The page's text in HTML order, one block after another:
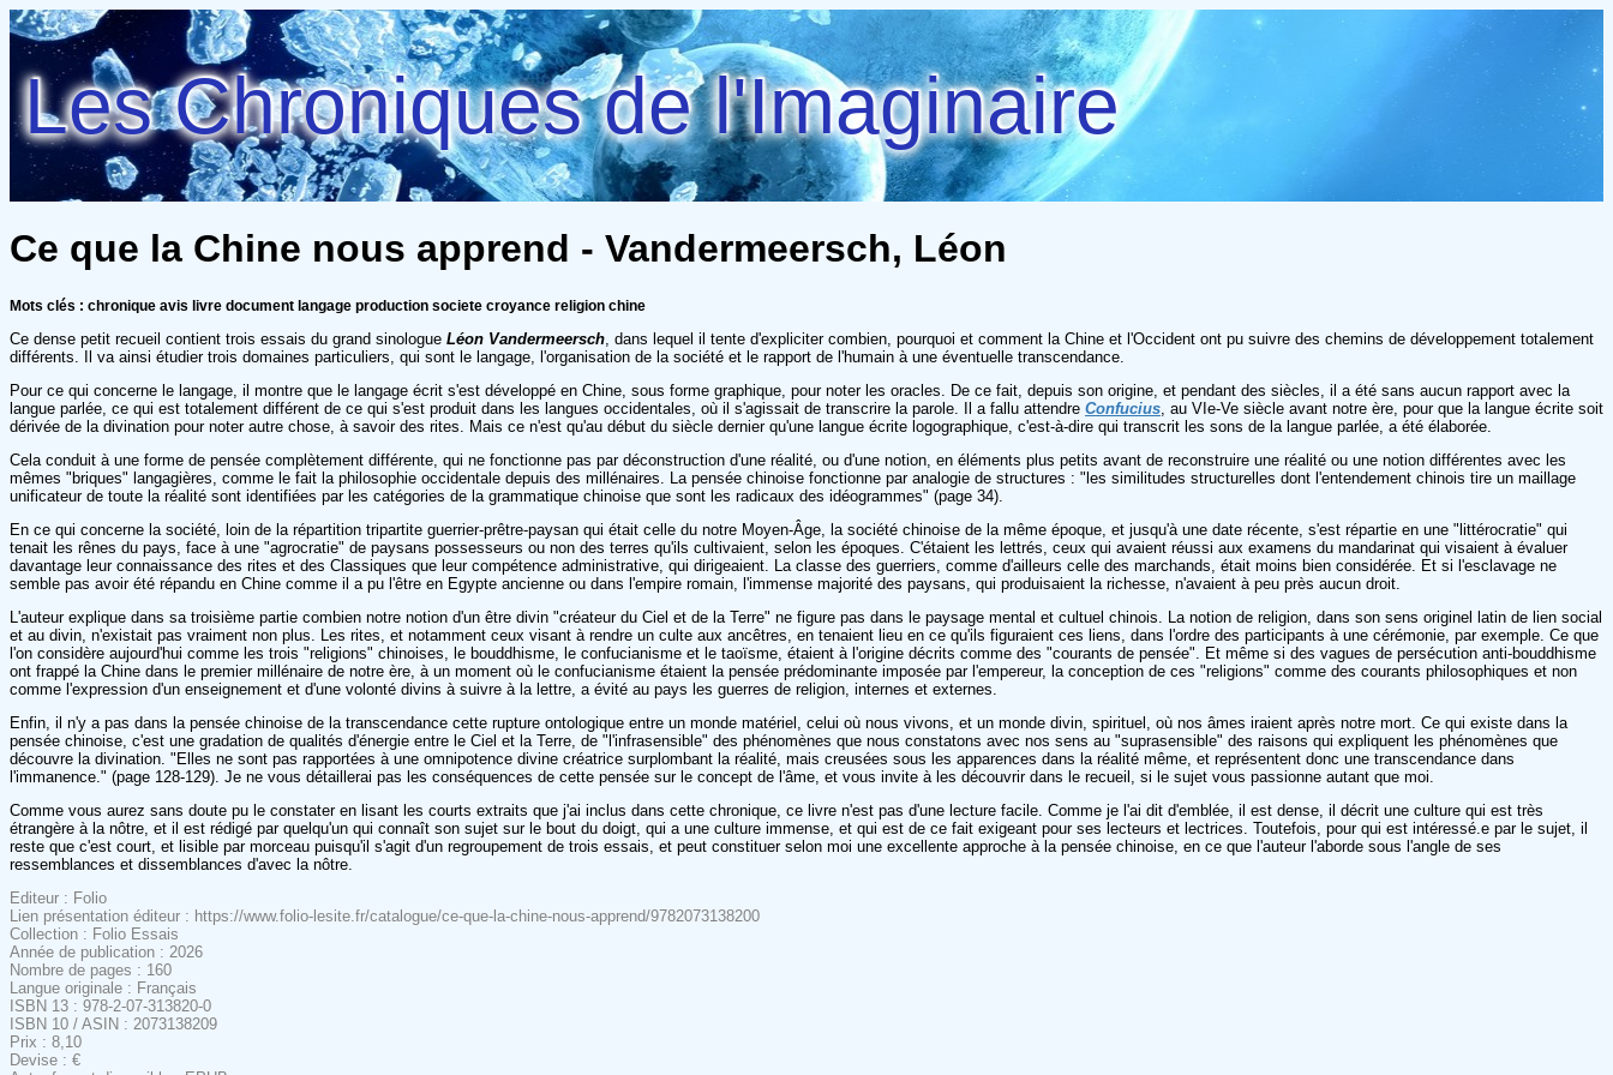
Les Chroniques de l'Imaginaire
Ce que la Chine nous apprend - Vandermeersch, Léon
Mots clés : chronique avis livre document langage production societe croyance religion chine
Ce dense petit recueil contient trois essais du grand sinologue Léon Vandermeersch , dans lequel il tente d'expliciter combien, pourquoi et comment la Chine et l'Occident ont pu suivre des chemins de développement totalement
différents. Il va ainsi étudier trois domaines particuliers, qui sont le langage, l'organisation de la société et le rapport de l'humain à une éventuelle transcendance.
Pour ce qui concerne le langage, il montre que le langage écrit s'est développé en Chine, sous forme graphique, pour noter les oracles. De ce fait, depuis son origine, et pendant des siècles, il a été sans aucun rapport avec la
langue parlée, ce qui est totalement différent de ce qui s'est produit dans les langues occidentales, où il s'agissait de transcrire la parole. Il a fallu attendre Confucius , au VIe-Ve siècle avant notre ère, pour que la langue écrite soit
dérivée de la divination pour noter autre chose, à savoir des rites. Mais ce n'est qu'au début du siècle dernier qu'une langue écrite logographique, c'est-à-dire qui transcrit les sons de la langue parlée, a été élaborée.
Cela conduit à une forme de pensée complètement différente, qui ne fonctionne pas par déconstruction d'une réalité, ou d'une notion, en éléments plus petits avant de reconstruire une réalité ou une notion différentes avec les
mêmes "briques" langagières, comme le fait la philosophie occidentale depuis des millénaires. La pensée chinoise fonctionne par analogie de structures : "les similitudes structurelles dont l'entendement chinois tire un maillage
unificateur de toute la réalité sont identifiées par les catégories de la grammatique chinoise que sont les radicaux des idéogrammes" (page 34).
En ce qui concerne la société, loin de la répartition tripartite guerrier-prêtre-paysan qui était celle du notre Moyen-Âge, la société chinoise de la même époque, et jusqu'à une date récente, s'est répartie en une "littérocratie" qui
tenait les rênes du pays, face à une "agrocratie" de paysans possesseurs ou non des terres qu'ils cultivaient, selon les époques. C'étaient les lettrés, ceux qui avaient réussi aux examens du mandarinat qui visaient à évaluer
davantage leur connaissance des rites et des Classiques que leur compétence administrative, qui dirigeaient. La classe des guerriers, comme d'ailleurs celle des marchands, était moins bien considérée. Et si l'esclavage ne
semble pas avoir été répandu en Chine comme il a pu l'être en Egypte ancienne ou dans l'empire romain, l'immense majorité des paysans, qui produisaient la richesse, n'avaient à peu près aucun droit.
L'auteur explique dans sa troisième partie combien notre notion d'un être divin "créateur du Ciel et de la Terre" ne figure pas dans le paysage mental et cultuel chinois. La notion de religion, dans son sens originel latin de lien social
et au divin, n'existait pas vraiment non plus. Les rites, et notamment ceux visant à rendre un culte aux ancêtres, en tenaient lieu en ce qu'ils figuraient ces liens, dans l'ordre des participants à une cérémonie, par exemple. Ce que
l'on considère aujourd'hui comme les trois "religions" chinoises, le bouddhisme, le confucianisme et le taoïsme, étaient à l'origine décrits comme des "courants de pensée". Et même si des vagues de persécution anti-bouddhisme
ont frappé la Chine dans le premier millénaire de notre ère, à un moment où le confucianisme étaient la pensée prédominante imposée par l'empereur, la conception de ces "religions" comme des courants philosophiques et non
comme l'expression d'un enseignement et d'une volonté divins à suivre à la lettre, a évité au pays les guerres de religion, internes et externes.
Enfin, il n'y a pas dans la pensée chinoise de la transcendance cette rupture ontologique entre un monde matériel, celui où nous vivons, et un monde divin, spirituel, où nos âmes iraient après notre mort. Ce qui existe dans la
pensée chinoise, c'est une gradation de qualités d'énergie entre le Ciel et la Terre, de "l'infrasensible" des phénomènes que nous constatons avec nos sens au "suprasensible" des raisons qui expliquent les phénomènes que
découvre la divination. "Elles ne sont pas rapportées à une omnipotence divine créatrice surplombant la réalité, mais creusées sous les apparences dans la réalité même, et représentent donc une transcendance dans
l'immanence." (page 128-129). Je ne vous détaillerai pas les conséquences de cette pensée sur le concept de l'âme, et vous invite à les découvrir dans le recueil, si le sujet vous passionne autant que moi.
Comme vous aurez sans doute pu le constater en lisant les courts extraits que j'ai inclus dans cette chronique, ce livre n'est pas d'une lecture facile. Comme je l'ai dit d'emblée, il est dense, il décrit une culture qui est très
étrangère à la nôtre, et il est rédigé par quelqu'un qui connaît son sujet sur le bout du doigt, qui a une culture immense, et qui est de ce fait exigeant pour ses lecteurs et lectrices. Toutefois, pour qui est intéressé.e par le sujet, il
reste que c'est court, et lisible par morceau puisqu'il s'agit d'un regroupement de trois essais, et peut constituer selon moi une excellente approche à la pensée chinoise, en ce que l'auteur l'aborde sous l'angle de ses
ressemblances et dissemblances d'avec la nôtre.
Editeur : Folio
Lien présentation éditeur : https://www.folio-lesite.fr/catalogue/ce-que-la-chine-nous-apprend/9782073138200
Collection : Folio Essais
Année de publication : 2026
Nombre de pages : 160
Langue originale : Français
ISBN 13 : 978-2-07-313820-0
ISBN 10 / ASIN : 2073138209
Prix : 8,10
Devise : €